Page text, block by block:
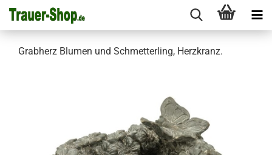
Grabherz Blumen und Schmetterling, Herzkranz.